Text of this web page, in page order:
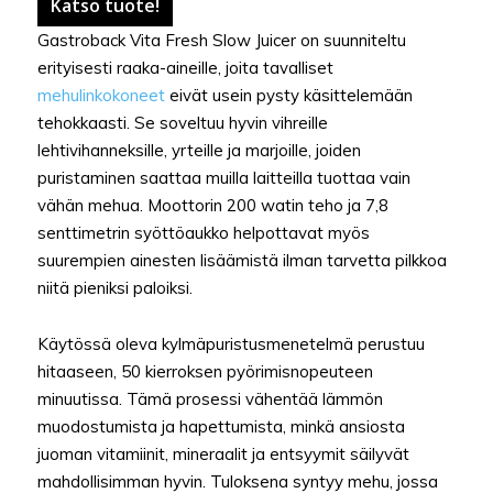
Katso tuote!
Gastroback Vita Fresh Slow Juicer on suunniteltu
erityisesti raaka-aineille, joita tavalliset
mehulinkokoneet eivät usein pysty käsittelemään
tehokkaasti. Se soveltuu hyvin vihreille
lehtivihanneksille, yrteille ja marjoille, joiden
puristaminen saattaa muilla laitteilla tuottaa vain
vähän mehua. Moottorin 200 watin teho ja 7,8
senttimetrin syöttöaukko helpottavat myös
suurempien ainesten lisäämistä ilman tarvetta pilkkoa
niitä pieniksi paloiksi.
Käytössä oleva kylmäpuristusmenetelmä perustuu
hitaaseen, 50 kierroksen pyörimisnopeuteen
minuutissa. Tämä prosessi vähentää lämmön
muodostumista ja hapettumista, minkä ansiosta
juoman vitamiinit, mineraalit ja entsyymit säilyvät
mahdollisimman hyvin. Tuloksena syntyy mehu, jossa